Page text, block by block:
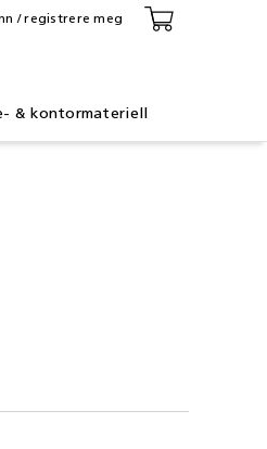
& kontormateriell
/ registrere meg